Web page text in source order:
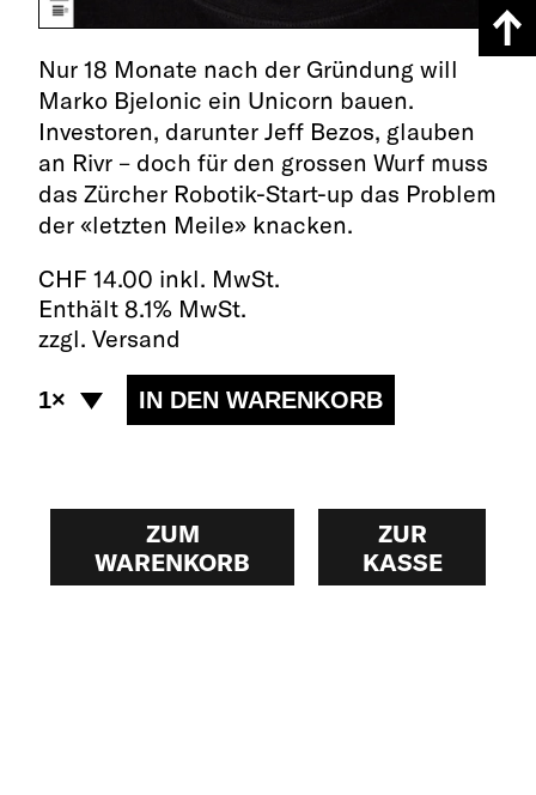
Nur 18 Monate nach der Gründung will
Marko Bjelonic ein Unicorn bauen.
Investoren, darunter Jeff Bezos, glauben
an Rivr – doch für den grossen Wurf muss
das Zürcher Robotik-Start-up das Problem
der «letzten Meile» knacken.
CHF 14.00 inkl. MwSt.
Enthält 8.1% MwSt.
zzgl. Versand
ZUM
WARENKORB
ZUR
KASSE